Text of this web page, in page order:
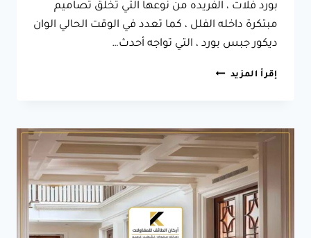
بورد فلات ، الفريده من نوعها التي تخلق تصاميم
مبتكرة داخله الفلل ، كما تعدد في الوقت الحالي الوان
ديكور جبس بورد ، التي تواجه أحدث…
إقرأ المزيد تركيب
ت:
0566631564
جبسيات
غرف
نوم
الطائف
–
اشكال